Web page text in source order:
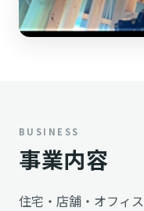
事業内容
住宅・店舗・オフィ